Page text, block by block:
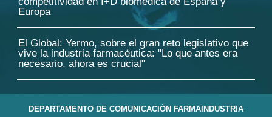
Europa
El Global: Yermo, sobre el gran reto legislativo que
vive la industria farmacéutica: "Lo que antes era
necesario, ahora es crucial"
DEPARTAMENTO DE COMUNICACIÓN FARMAINDUSTRIA